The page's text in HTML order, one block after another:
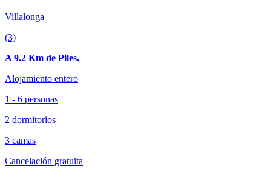
Villalonga
(3)
A 9.2 Km de Piles.
Alojamiento entero
1 - 6 personas
2 dormitorios
3 camas
Cancelación gratuita